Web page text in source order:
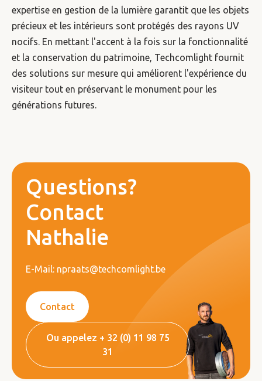
expertise en gestion de la lumière garantit que les objets
précieux et les intérieurs sont protégés des rayons UV
nocifs. En mettant l'accent à la fois sur la fonctionnalité
et la conservation du patrimoine, Techcomlight fournit
des solutions sur mesure qui améliorent l'expérience du
visiteur tout en préservant le monument pour les
générations futures.
Questions?
Contact
Nathalie
E-Mail: npraats@techcomlight.be
Contact
Ou appelez + 32 (0) 11 98 75
31